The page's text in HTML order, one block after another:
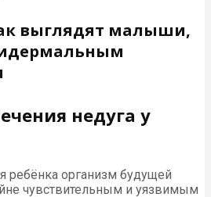
выглядят малыши,
недуга у
ребёнка организм будущей
чувствительным и уязвимым